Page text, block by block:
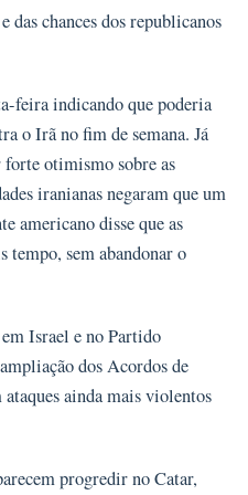
das chances dos republicanos
feira indicando que poderia
o Irã no fim de semana. Já
forte otimismo sobre as
iranianas negaram que um
americano disse que as
tempo, sem abandonar o
Israel e no Partido
dos Acordos de
ainda mais violentos
progredir no Catar,